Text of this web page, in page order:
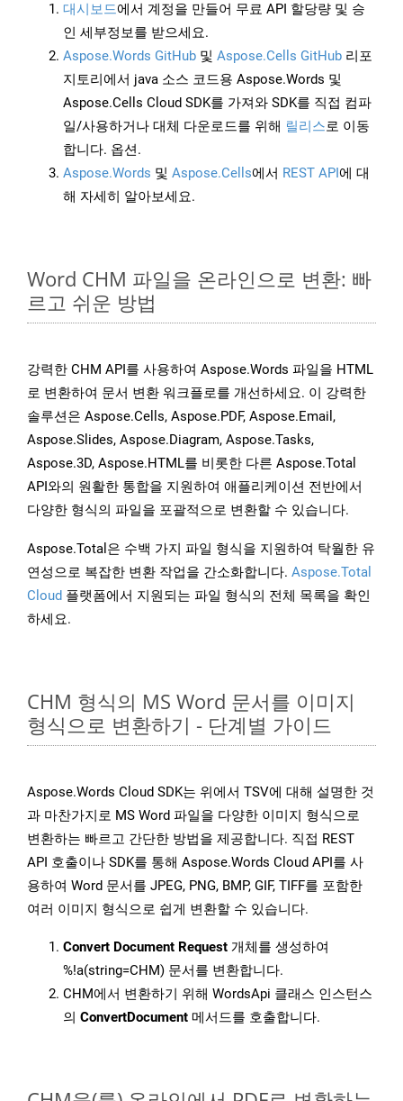
대시보드에서 계정을 만들어 무료 API 할당량 및 승
인 세부정보를 받으세요.
Aspose.Words GitHub 및 Aspose.Cells GitHub 리포
지토리에서 java 소스 코드용 Aspose.Words 및
Aspose.Cells Cloud SDK를 가져와 SDK를 직접 컴파
일/사용하거나 대체 다운로드를 위해 릴리스로 이동
합니다. 옵션.
Aspose.Words 및 Aspose.Cells에서 REST API에 대
해 자세히 알아보세요.
Word CHM 파일을 온라인으로 변환: 빠
르고 쉬운 방법
강력한 CHM API를 사용하여 Aspose.Words 파일을 HTML
로 변환하여 문서 변환 워크플로를 개선하세요. 이 강력한
솔루션은 Aspose.Cells, Aspose.PDF, Aspose.Email,
Aspose.Slides, Aspose.Diagram, Aspose.Tasks,
Aspose.3D, Aspose.HTML를 비롯한 다른 Aspose.Total
API와의 원활한 통합을 지원하여 애플리케이션 전반에서
다양한 형식의 파일을 포괄적으로 변환할 수 있습니다.
Aspose.Total은 수백 가지 파일 형식을 지원하여 탁월한 유
연성으로 복잡한 변환 작업을 간소화합니다. Aspose.Total
Cloud 플랫폼에서 지원되는 파일 형식의 전체 목록을 확인
하세요.
CHM 형식의 MS Word 문서를 이미지
형식으로 변환하기 - 단계별 가이드
Aspose.Words Cloud SDK는 위에서 TSV에 대해 설명한 것
과 마찬가지로 MS Word 파일을 다양한 이미지 형식으로
변환하는 빠르고 간단한 방법을 제공합니다. 직접 REST
API 호출이나 SDK를 통해 Aspose.Words Cloud API를 사
용하여 Word 문서를 JPEG, PNG, BMP, GIF, TIFF를 포함한
여러 이미지 형식으로 쉽게 변환할 수 있습니다.
Convert Document Request 개체를 생성하여
%!a(string=CHM) 문서를 변환합니다.
CHM에서 변환하기 위해 WordsApi 클래스 인스턴스
의 ConvertDocument 메서드를 호출합니다.